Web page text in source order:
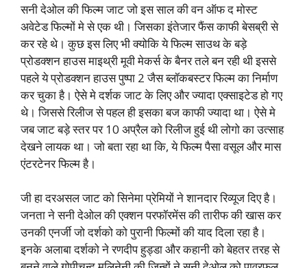
सनी देओल की फिल्म जाट जो इस साल की वन ऑफ द मोस्ट
अवेटेड फिल्मों मे से एक थी। जिसका इंतेजार फैंस काफी बेसब्री से
कर रहे थे। कुछ इस लिए भी क्योकि ये फिल्म साउथ के बड़े
प्रोडक्शन हाउस माइथ्री मूवी मेकर्स के बैनर तले बन रही थी इससे
पहले ये प्रोडक्शन हाउस पुष्पा 2 जैस ब्लॉकबस्टर फिल्म का निर्माण
कर चुका है। ऐसे मे दर्शक जाट के लिए और ज्यादा एक्साइटेड हो गए
थे। जिससे रिलीज से पहल ही इसका बज काफी ज्यादा था। ऐसे मे
जब जाट बड़े स्तर पर 10 अप्रैल को रिलीज हुई थी लोगो का उत्साह
देखने लायक था। जो बता रहा था कि, ये फिल्म पैसा वसूल और मास
एंटरटेनर फिल्म है।
जी हा दरअसल जाट को सिनेमा प्रेमियों ने शानदार रिव्यूज दिए है।
जनता ने सनी देओल की एक्शन परफॉरमेंस की तारीफ की खास कर
उनकी एनर्जी जो दर्शको को पुरानी फिल्मों की याद दिला रहा है।
इनके अलाबा दर्शको ने रणदीप हुड्डा और कहानी को बेहतर तरह से